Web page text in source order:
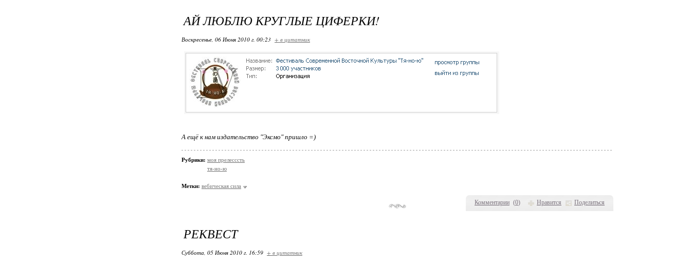
Комментарии (0) Нравится Поделиться
АЙ ЛЮБЛЮ КРУГЛЫЕ ЦИФЕРКИ!
Воскресенье, 06 Июня 2010 г. 00:23 + в цитатник
А ещё к нам издательство "Эксмо" пришло =)
Рубрики: моя прелесссть
тя-но-ю
Метки: вебическая сила
РЕКВЕСТ
Суббота, 05 Июня 2010 г. 16:59 + в цитатник